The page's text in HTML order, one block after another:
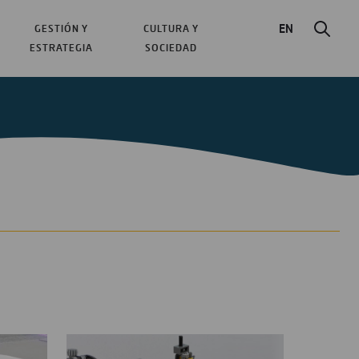
GESTIÓN Y
ESTRATEGIA
CULTURA Y
SOCIEDAD
EN
programar domótica: Lego repasa todas las